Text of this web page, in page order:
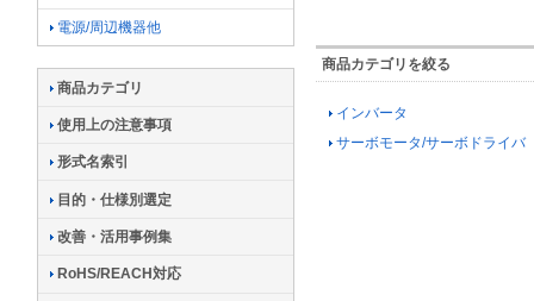
商品カテゴリを絞る
インバータ
サーボモータ/サーボドライバ
電源/周辺機器他
商品カテゴリ
使用上の注意事項
形式名索引
目的・仕様別選定
改善・活用事例集
RoHS/REACH対応